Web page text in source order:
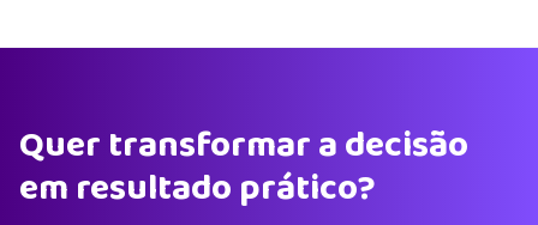
Quer transformar a decisão
em resultado prático?